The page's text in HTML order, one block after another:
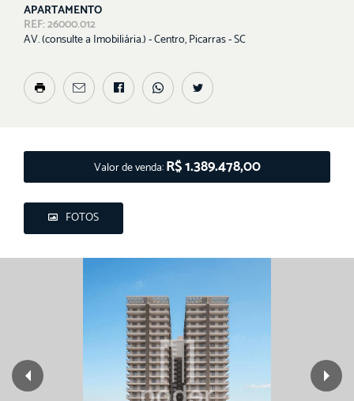
APARTAMENTO
REF: 26000.012
AV. (consulte a Imobiliária.) - Centro, Picarras - SC
FOTOS
Valor de venda:R$ 1.389.478,00